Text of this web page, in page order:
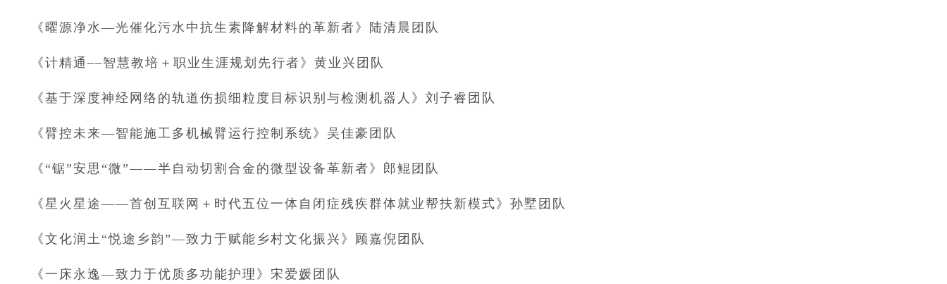
《曜源净水—光催化污水中抗生素降解材料的革新者》陆清晨团队
《计精通––智慧教培＋职业生涯规划先行者》黄业兴团队
《基于深度神经网络的轨道伤损细粒度目标识别与检测机器人》刘子睿团队
《臂控未来—智能施工多机械臂运行控制系统》吴佳豪团队
《“锯”安思“微”——半自动切割合金的微型设备革新者》郎鲲团队
《星火星途——首创互联网＋时代五位一体自闭症残疾群体就业帮扶新模式》孙墅团队
《文化润土“悦途乡韵”—致力于赋能乡村文化振兴》顾嘉倪团队
《一床永逸—致力于优质多功能护理》宋爱媛团队